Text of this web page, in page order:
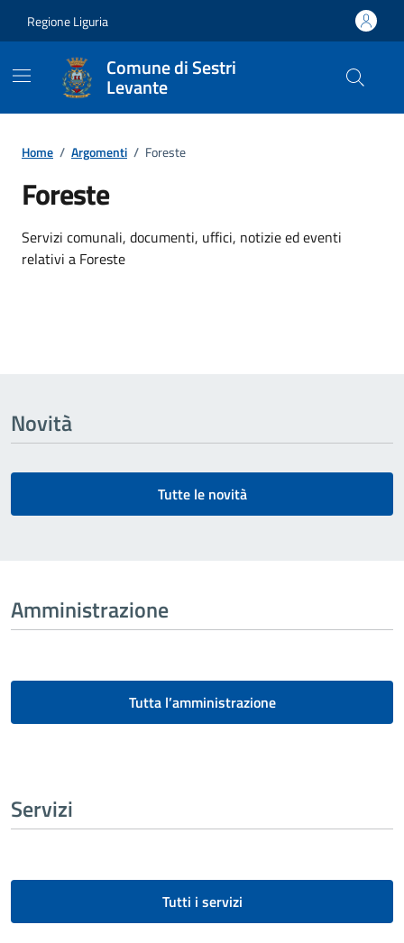
Regione Liguria
Comune di Sestri
Levante
Home / Argomenti / Foreste
Foreste
Dettagli dell'argomento
Servizi comunali, documenti, uffici, notizie ed eventi
relativi a Foreste
Novità
Tutte le novità
Amministrazione
Tutta l’amministrazione
Servizi
Tutti i servizi